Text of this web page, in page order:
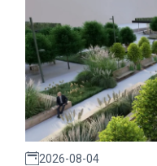
2026-08-04